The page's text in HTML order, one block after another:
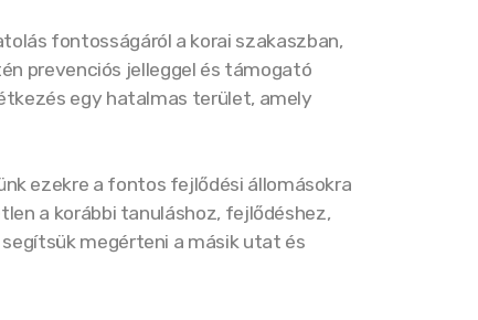
fontosságáról a korai szakaszban,
prevenciós jelleggel és támogató
egy hatalmas terület, amely
ezekre a fontos fejlődési állomásokra
a korábbi tanuláshoz, fejlődéshez,
megérteni a másik utat és